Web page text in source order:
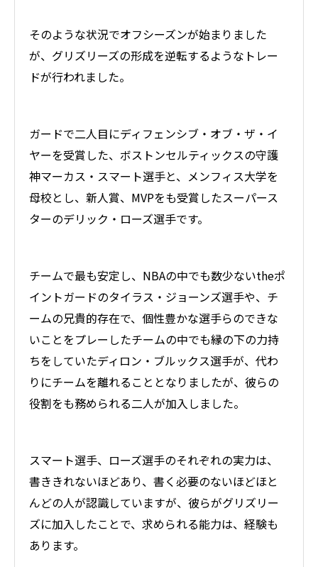
そのような状況でオフシーズンが始まりました
が、グリズリーズの形成を逆転するようなトレー
ドが行われました。
ガードで二人目にディフェンシブ・オブ・ザ・イ
ヤーを受賞した、ボストンセルティックスの守護
神マーカス・スマート選手と、メンフィス大学を
母校とし、新人賞、MVPをも受賞したスーパース
ターのデリック・ローズ選手です。
チームで最も安定し、NBAの中でも数少ないtheポ
イントガードのタイラス・ジョーンズ選手や、チ
ームの兄貴的存在で、個性豊かな選手らのできな
いことをプレーしたチームの中でも縁の下の力持
ちをしていたディロン・ブルックス選手が、代わ
りにチームを離れることとなりましたが、彼らの
役割をも務められる二人が加入しました。
スマート選手、ローズ選手のそれぞれの実力は、
書ききれないほどあり、書く必要のないほどほと
んどの人が認識していますが、彼らがグリズリー
ズに加入したことで、求められる能力は、経験も
あります。